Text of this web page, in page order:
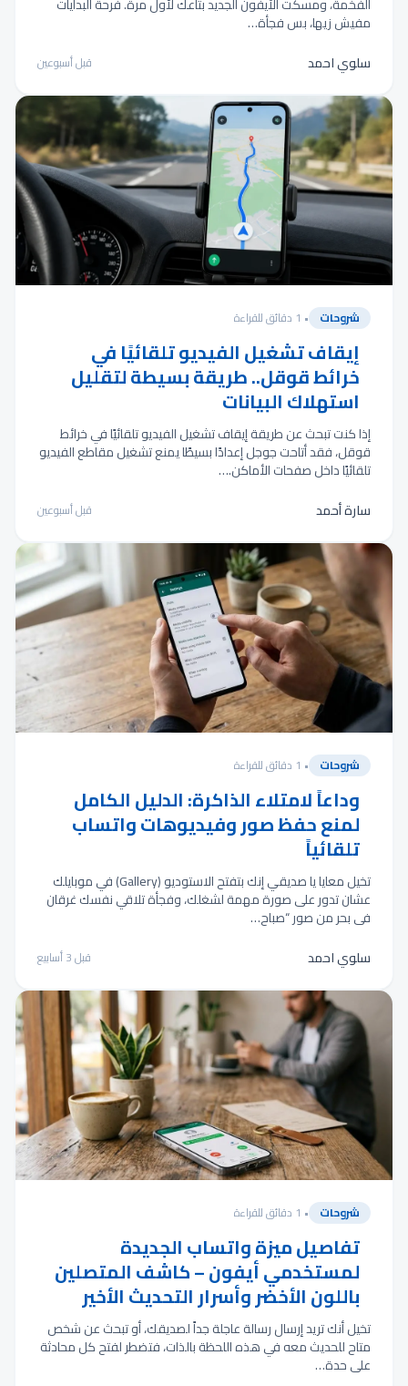
مفيش زيها، بس فجأة…
سلوي احمد
قبل أسبوعين
شروحات • 1 دقائق للقراءة
إيقاف تشغيل الفيديو تلقائيًا في
خرائط قوقل.. طريقة بسيطة لتقليل
استهلاك البيانات
إذا كنت تبحث عن طريقة إيقاف تشغيل الفيديو تلقائيًا في خرائط
قوقل، فقد أتاحت جوجل إعدادًا بسيطًا يمنع تشغيل مقاطع الفيديو
تلقائيًا داخل صفحات الأماكن.…
سارة أحمد
قبل أسبوعين
شروحات • 1 دقائق للقراءة
وداعاً لامتلاء الذاكرة: الدليل الكامل
لمنع حفظ صور وفيديوهات واتساب
تلقائياً
تخيل معايا يا صديقي إنك بتفتح الاستوديو (Gallery) في موبايلك
عشان تدور على صورة مهمة لشغلك، وفجأة تلاقي نفسك غرقان
في بحر من صور “صباح…
سلوي احمد
قبل 3 أسابيع
شروحات • 1 دقائق للقراءة
تفاصيل ميزة واتساب الجديدة
لمستخدمي أيفون – كاشف المتصلين
باللون الأخضر وأسرار التحديث الأخير
تخيل أنك تريد إرسال رسالة عاجلة جداً لصديقك، أو تبحث عن شخص
متاح للحديث معه في هذه اللحظة بالذات، فتضطر لفتح كل محادثة
على حدة…